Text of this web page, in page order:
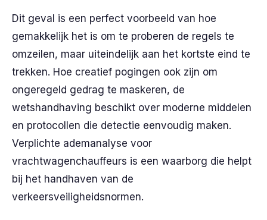
Dit geval is een perfect voorbeeld van hoe
gemakkelijk het is om te proberen de regels te
omzeilen, maar uiteindelijk aan het kortste eind te
trekken. Hoe creatief pogingen ook zijn om
ongeregeld gedrag te maskeren, de
wetshandhaving beschikt over moderne middelen
en protocollen die detectie eenvoudig maken.
Verplichte ademanalyse voor
vrachtwagenchauffeurs is een waarborg die helpt
bij het handhaven van de
verkeersveiligheidsnormen.